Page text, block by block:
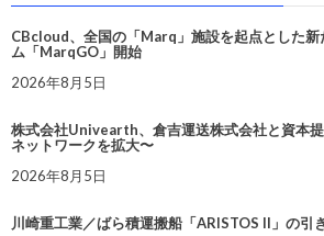
CBcloud、全国の「Marq」施設を起点とした新
ム「MarqGO」開始
2026年8月5日
株式会社Univearth、倉吉運送株式会社と資本
ネットワークを拡大〜
2026年8月5日
川崎重工業／ばら積運搬船「ARISTOS II」の引